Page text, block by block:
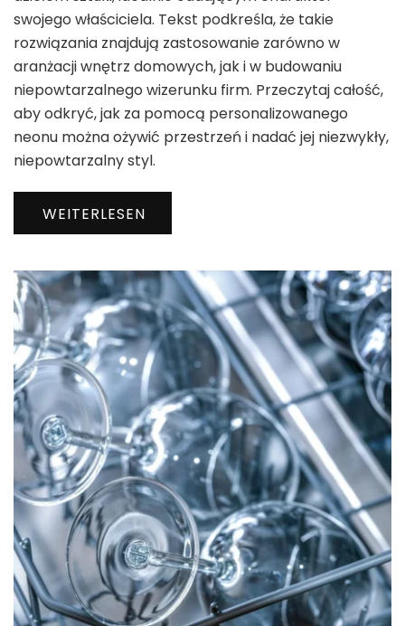
swojego właściciela. Tekst podkreśla, że takie
rozwiązania znajdują zastosowanie zarówno w
aranżacji wnętrz domowych, jak i w budowaniu
niepowtarzalnego wizerunku firm. Przeczytaj całość,
aby odkryć, jak za pomocą personalizowanego
neonu można ożywić przestrzeń i nadać jej niezwykły,
niepowtarzalny styl.
WEITERLESEN